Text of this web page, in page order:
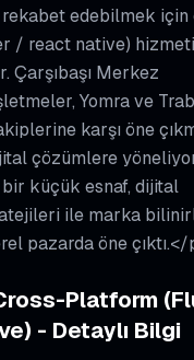
edebilmek için
/ react native)
Çarşıbaşı Merkez
Yomra ve
karşı öne
çözümlere
bir küçük esnaf, dijital
ile marka
pazarda öne çıktı.</
Platform
- Detaylı Bilgi